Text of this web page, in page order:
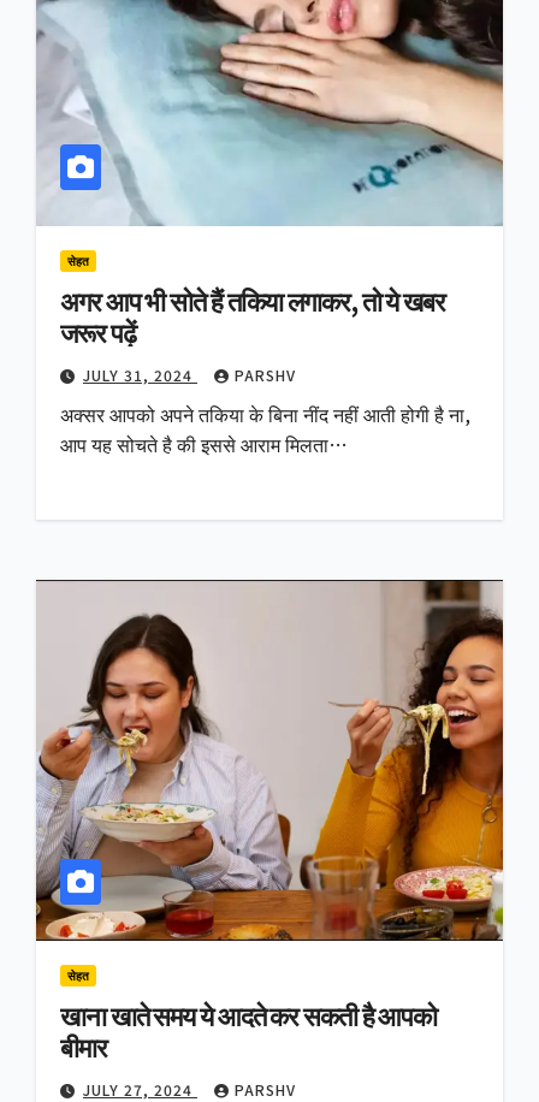
सेहत
अगर आप भी सोते हैं तकिया लगाकर, तो ये खबर
जरूर पढ़ें
JULY 31, 2024 PARSHV
अक्सर आपको अपने तकिया के बिना नींद नहीं आती होगी है ना,
आप यह सोचते है की इससे आराम मिलता…
सेहत
खाना खाते समय ये आदते कर सकती है आपको
बीमार
JULY 27, 2024 PARSHV